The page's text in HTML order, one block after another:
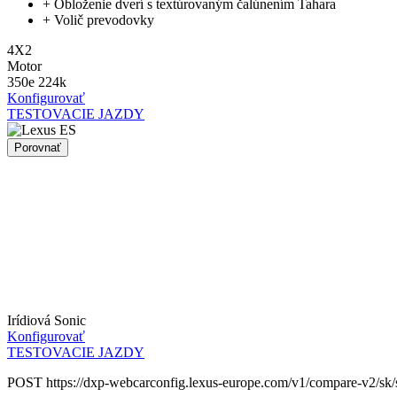
+ Obloženie dverí s textúrovaným čalúnením Tahara
+ Volič prevodovky
4X2
Motor
350e 224k
Konfigurovať
TESTOVACIE JAZDY
Porovnať
Irídiová Sonic
Konfigurovať
TESTOVACIE JAZDY
POST https://dxp-webcarconfig.lexus-europe.com/v1/compare-v2/